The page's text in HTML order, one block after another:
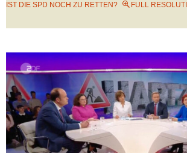
IST DIE SPD NOCH ZU RETTEN?
FULL